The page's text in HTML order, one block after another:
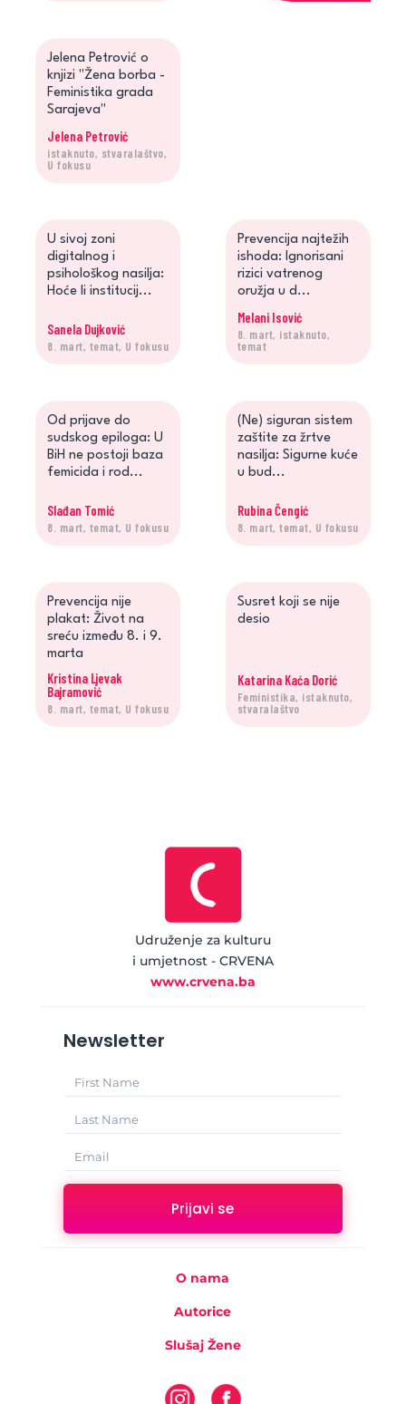
Jelena Petrović o
knjizi "Žena borba -
Feministika grada
Sarajeva"
Jelena Petrović
istaknuto, stvaralaštvo,
U fokusu
U sivoj zoni
digitalnog i
psihološkog nasilja:
Hoće li institucij...
Sanela Dujković
8. mart, temat, U fokusu
Prevencija najtežih
ishoda: Ignorisani
rizici vatrenog
oružja u d...
Melani Isović
8. mart, istaknuto,
temat
Od prijave do
sudskog epiloga: U
BiH ne postoji baza
femicida i rod...
Slađan Tomić
8. mart, temat, U fokusu
(Ne) siguran sistem
zaštite za žrtve
nasilja: Sigurne kuće
u bud...
Rubina Čengić
8. mart, temat, U fokusu
Prevencija nije
plakat: Život na
sreću između 8. i 9.
marta
Kristina Ljevak
Bajramović
8. mart, temat, U fokusu
Susret koji se nije
desio
Katarina Kaća Dorić
Feministika, istaknuto,
stvaralaštvo
Udruženje za kulturu
i umjetnost - CRVENA
www.crvena.ba
Newsletter
Prijavi se
O nama
Autorice
Slušaj Žene